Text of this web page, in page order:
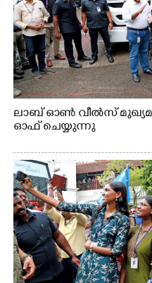
ലാബ് ഓൺ വീൽസ്
ഓഫ് ചെയ്യുന്നു